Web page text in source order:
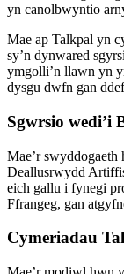
yn canolbwyntio
Mae ap Talkpal yn
sy’n dynwared
ymgolli’n llawn yn
dysgu dwfn gan
Sgwrsio wedi’i
Mae’r
Deallusrwydd
eich gallu i fynegi
Ffrangeg, gan
Cymeriadau